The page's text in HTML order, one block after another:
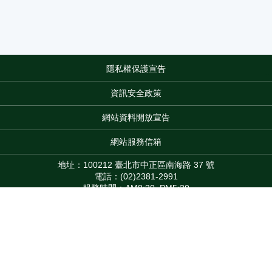
隱私權保護宣告
資訊安全政策
網站資料開放宣告
網站服務信箱
地址：100212 臺北市中正區南海路 37 號
電話：(02)2381-2991
服務時間：AM8:30~PM5:30